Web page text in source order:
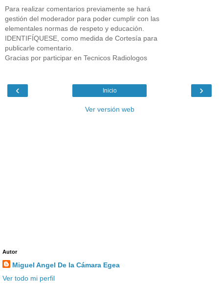
Para realizar comentarios previamente se hará
gestión del moderador para poder cumplir con las
elementales normas de respeto y educación.
IDENTIFÍQUESE, como medida de Cortesía para
publicarle comentario.
Gracias por participar en Tecnicos Radiologos
‹ ›
Inicio
Ver versión web
Autor
Miguel Angel De la Cámara Egea
Ver todo mi perfil